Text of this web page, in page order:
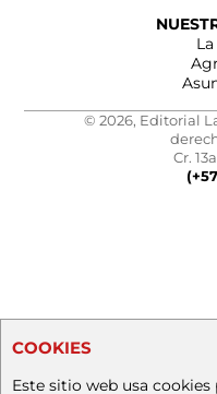
© 2026, Editorial
Cr.
COOKIES
Este sitio web usa